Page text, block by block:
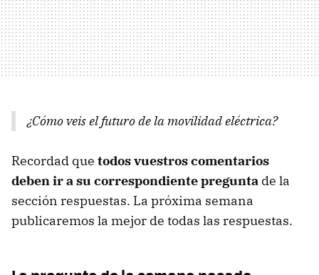
¿Cómo veis el futuro de la movilidad eléctrica?
Recordad que todos vuestros comentarios
deben ir a su correspondiente pregunta de la
sección respuestas. La próxima semana
publicaremos la mejor de todas las respuestas.